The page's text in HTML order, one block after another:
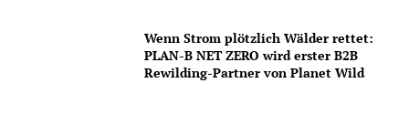
Wenn Strom plötzlich Wälder rettet:
PLAN-B NET ZERO wird erster B2B
Rewilding-Partner von Planet Wild